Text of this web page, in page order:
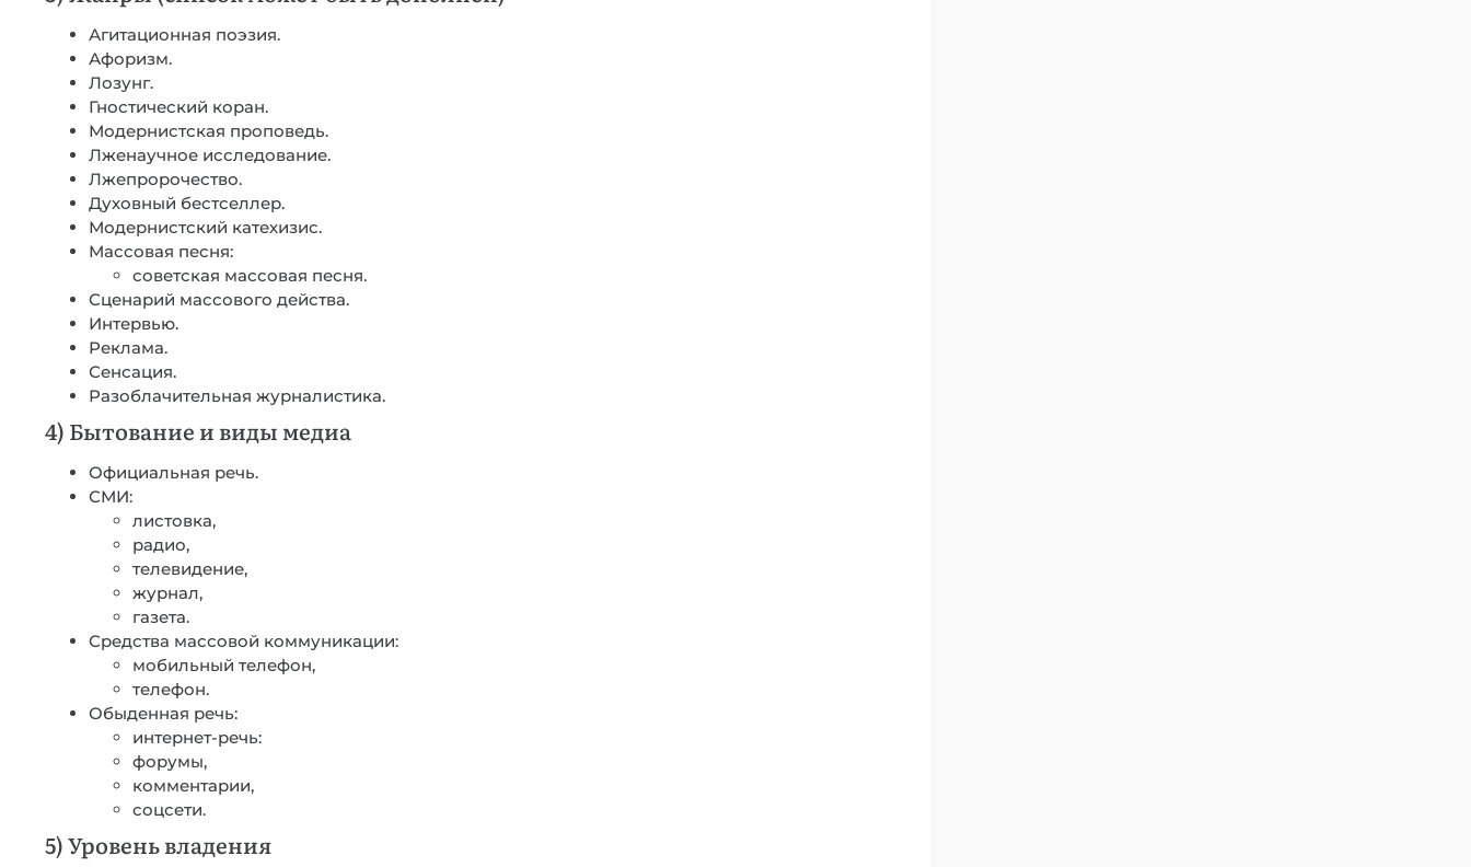
Агитационная поэзия.
Афоризм.
Лозунг.
Гностический коран.
Модернистская проповедь.
Лженаучное исследование.
Лжепророчество.
Духовный бестселлер.
Модернистский катехизис.
Массовая песня:
советская массовая песня.
Сценарий массового действа.
Интервью.
Реклама.
Сенсация.
Разоблачительная журналистика.
4) Бытование и виды медиа
Официальная речь.
СМИ:
листовка,
радио,
телевидение,
журнал,
газета.
Средства массовой коммуникации:
мобильный телефон,
телефон.
Обыденная речь:
интернет-речь:
форумы,
комментарии,
соцсети.
5) Уровень владения